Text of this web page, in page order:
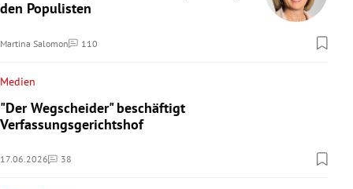
den Populisten
Martina Salomon 110
Kommentare
Medien
"Der Wegscheider" beschäftigt
Verfassungsgerichtshof
17.06.2026 38
Kommentare